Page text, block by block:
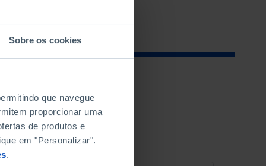
Sobre os cookies
que navegue
proporcionar uma
de produtos e
em "Personalizar".
.
ORDENAR POR